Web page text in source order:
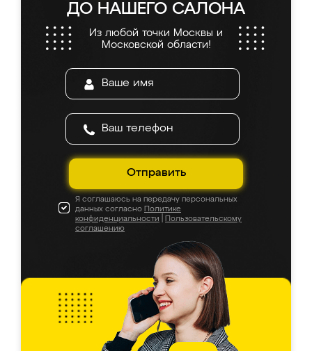
ДО НАШЕГО САЛОНА
Из любой точки Москвы и
Московской области!
Отправить
Я соглашаюсь на передачу персональных
данных согласно Политике
конфиденциальности
Пользовательскому
соглашению